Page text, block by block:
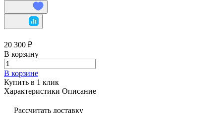
20 300 ₽
В корзину
В корзине
Купить в 1 клик
Характеристики Описание
Рассчитать доставку